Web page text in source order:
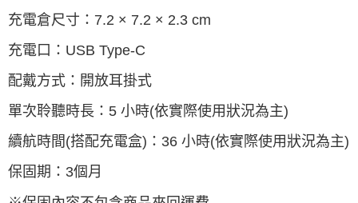
充電倉尺寸：7.2 × 7.2 × 2.3 cm
充電口：USB Type-C
配戴方式：開放耳掛式
單次聆聽時長：5 小時(依實際使用狀況為主)
續航時間(搭配充電盒)：36 小時(依實際使用狀況為主)
保固期：3個月